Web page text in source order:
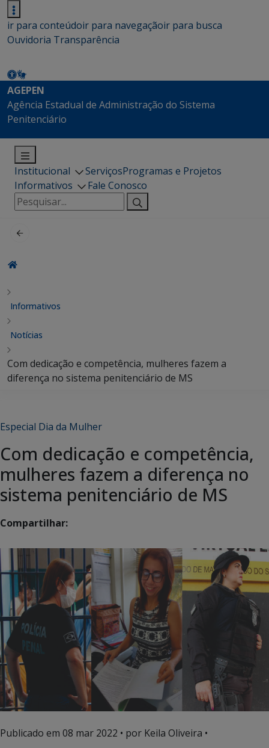
ir para conteúdoir para navegaçãoir para busca
Ouvidoria Transparência
AGEPEN
Agência Estadual de Administração do Sistema
Penitenciário
Institucional ServiçosProgramas e Projetos
Informativos
Fale Conosco
Pesquisar
por:
Informativos
Notícias
Com dedicação e competência, mulheres fazem a
diferença no sistema penitenciário de MS
Especial Dia da Mulher
Com dedicação e competência,
mulheres fazem a diferença no
sistema penitenciário de MS
Compartilhar:
Publicado em 08 mar 2022 • por Keila Oliveira •